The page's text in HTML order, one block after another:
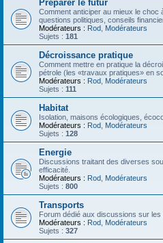
Préparer le futur
Comment anticiper au mieux le choc
questions politiques, conseils
Modérateurs : Rod Modérateurs
Sujets : 181
Décroissance pratique
Comment mettre en pratique la
pétrole (les «travaux pratiques» en
Modérateurs : Rod Modérateurs
Sujets : 111
Habitat
Isolation, maisons écologiques,
Modérateurs : Rod Modérateurs
Sujets : 128
Energie
Discussions traitant des diverses
efficacité.
Modérateurs : Rod Modérateurs
Sujets : 800
Transports
Forum dédié aux discussions sur les
Modérateurs : Rod Modérateurs
Sujets : 327